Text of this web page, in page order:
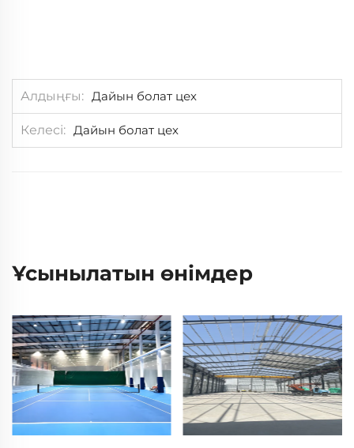
Алдыңғы Дайын болат цех
Келесі Дайын болат цех
Ұсынылатын өнімдер